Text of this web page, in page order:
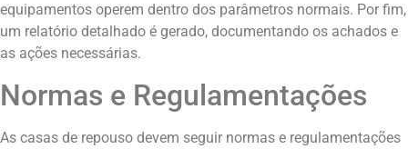
equipamentos operem dentro dos parâmetros normais. Por fim,
um relatório detalhado é gerado, documentando os achados e
as ações necessárias.
Normas e Regulamentações
As casas de repouso devem seguir normas e regulamentações